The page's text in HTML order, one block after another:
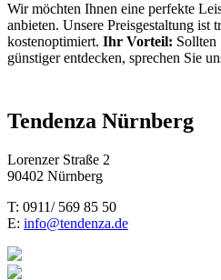
Wir möchten Ihnen eine perfekte
anbieten. Unsere Preisgestaltung ist
kostenoptimiert. Ihr Vorteil: Sollten
günstiger entdecken, sprechen Sie
Tendenza Nürnberg
Lorenzer Straße 2
90402 Nürnberg
T: 0911/ 569 85 50
E: info@tendenza.de